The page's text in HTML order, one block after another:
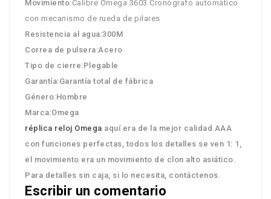
Movimiento:Calibre Omega 3603 Cronógrafo automático
con mecanismo de rueda de pilares
Resistencia al agua:300M
Correa de pulsera:Acero
Tipo de cierre:Plegable
Garantía:Garantía total de fábrica
Género:Hombre
Marca:Omega
réplica reloj Omega aquí era de la mejor calidad AAA
con funciones perfectas, todos los detalles se ven 1: 1,
el movimiento era un movimiento de clon alto asiático.
Para detalles sin caja, si lo necesita, contáctenos.
Escribir un comentario